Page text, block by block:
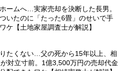
ームへ…実家売却を決断した長男。
いたのに「たった6畳」のせいで手
ケ【土地家屋調査士が解説】
たくない…父の死から15年以上、相
対立寸前。1億3,500万円の売却代金